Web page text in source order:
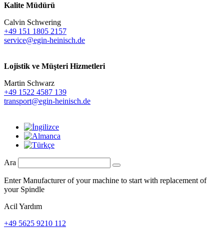
Kalite Müdürü
Calvin Schwering
+49 151 1805 2157
service@egin-heinisch.de
Lojistik ve Müşteri Hizmetleri
Martin Schwarz
+49 1522 4587 139
transport@egin-heinisch.de
Ara
Enter Manufacturer of your machine to start with replacement of
your Spindle
Acil Yardım
+49 5625 9210 112